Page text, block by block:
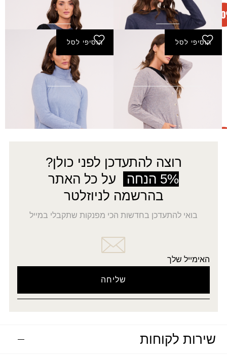
סריג דבורי
₪100.00₪50.00
סריג חופית
100.00₪50.00
הוסיפי לסל
סריג ליאת
₪ 150.00₪75.00
הוסיפי לסל
סריג מיכלי
₪70.00₪35.00
1
רוצה להתעדכן לפני כולן?
5% הנחה
על כל האתר
בהרשמה לניוזלטר
בואי להתעדכן בחדשות הכי מפנקות שתקבלי במייל
האימייל שלך
שירות לקוחות